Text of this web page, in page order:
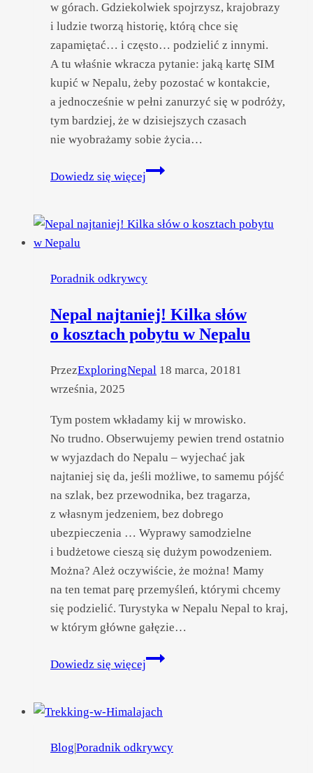
w górach. Gdziekolwiek spojrzysz, krajobrazy
i ludzie tworzą historię, którą chce się
zapamiętać… i często… podzielić z innymi.
A tu właśnie wkracza pytanie: jaką kartę SIM
kupić w Nepalu, żeby pozostać w kontakcie,
a jednocześnie w pełni zanurzyć się w podróży,
tym bardziej, że w dzisiejszych czasach
nie wyobrażamy sobie życia…
Dowiedz się więcej
Jaka
w Nepalu?
Poradnik odkrywcy
Nepal najtaniej! Kilka słów
o kosztach pobytu w Nepalu
PrzezExploringNepal 18 marca, 20181
września, 2025
Tym postem wkładamy kij w mrowisko.
No trudno. Obserwujemy pewien trend ostatnio
w wyjazdach do Nepalu – wyjechać jak
najtaniej się da, jeśli możliwe, to samemu pójść
na szlak, bez przewodnika, bez tragarza,
z własnym jedzeniem, bez dobrego
ubezpieczenia … Wyprawy samodzielne
i budżetowe cieszą się dużym powodzeniem.
Można? Ależ oczywiście, że można! Mamy
na ten temat parę przemyśleń, którymi chcemy
się podzielić. Turystyka w Nepalu Nepal to kraj,
w którym główne gałęzie…
Dowiedz się więcej
Nepal
słów
pobytu
Blog|Poradnik odkrywcy